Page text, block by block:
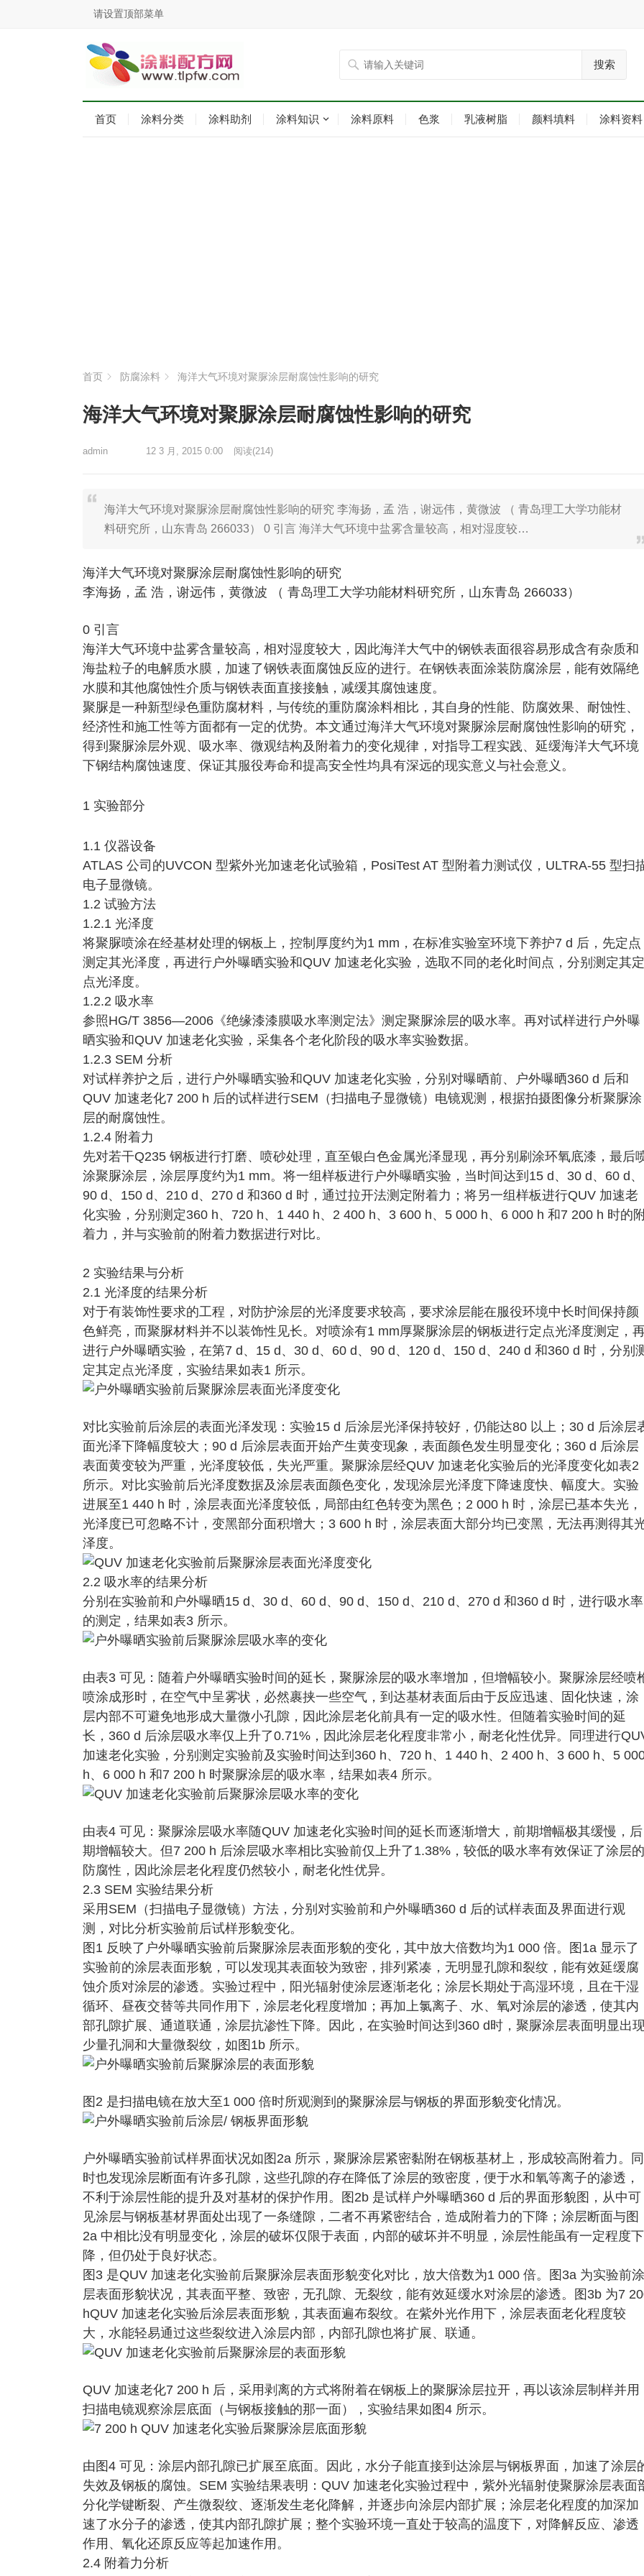
请设置顶部菜单
搜索
首页 涂料分类 涂料助剂 涂料知识 涂料原料 色浆 乳液树脂 颜料填料 涂料资料
首页 防腐涂料 海洋大气环境对聚脲涂层耐腐蚀性影响的研究
海洋大气环境对聚脲涂层耐腐蚀性影响的研究
admin 12 3 月, 2015 0:00 阅读(214)
海洋大气环境对聚脲涂层耐腐蚀性影响的研究 李海扬，孟 浩，谢远伟，黄微波 （ 青岛理工大学功能材
料研究所，山东青岛 266033） 0 引言 海洋大气环境中盐雾含量较高，相对湿度较…
海洋大气环境对聚脲涂层耐腐蚀性影响的研究
李海扬，孟 浩，谢远伟，黄微波 （ 青岛理工大学功能材料研究所，山东青岛 266033）
0 引言
海洋大气环境中盐雾含量较高，相对湿度较大，因此海洋大气中的钢铁表面很容易形成含有杂质和
海盐粒子的电解质水膜，加速了钢铁表面腐蚀反应的进行。在钢铁表面涂装防腐涂层，能有效隔绝
水膜和其他腐蚀性介质与钢铁表面直接接触，减缓其腐蚀速度。
聚脲是一种新型绿色重防腐材料，与传统的重防腐涂料相比，其自身的性能、防腐效果、耐蚀性、
经济性和施工性等方面都有一定的优势。本文通过海洋大气环境对聚脲涂层耐腐蚀性影响的研究，
得到聚脲涂层外观、吸水率、微观结构及附着力的变化规律，对指导工程实践、延缓海洋大气环境
下钢结构腐蚀速度、保证其服役寿命和提高安全性均具有深远的现实意义与社会意义。
1 实验部分
1.1 仪器设备
ATLAS 公司的UVCON 型紫外光加速老化试验箱，PosiTest AT 型附着力测试仪，ULTRA-55 型扫
电子显微镜。
1.2 试验方法
1.2.1 光泽度
将聚脲喷涂在经基材处理的钢板上，控制厚度约为1 mm，在标准实验室环境下养护7 d 后，先定点
测定其光泽度，再进行户外曝晒实验和QUV 加速老化实验，选取不同的老化时间点，分别测定其定
点光泽度。
1.2.2 吸水率
参照HG/T 3856—2006《绝缘漆漆膜吸水率测定法》测定聚脲涂层的吸水率。再对试样进行户外曝
晒实验和QUV 加速老化实验，采集各个老化阶段的吸水率实验数据。
1.2.3 SEM 分析
对试样养护之后，进行户外曝晒实验和QUV 加速老化实验，分别对曝晒前、户外曝晒360 d 后和
QUV 加速老化7 200 h 后的试样进行SEM（扫描电子显微镜）电镜观测，根据拍摄图像分析聚脲涂
层的耐腐蚀性。
1.2.4 附着力
先对若干Q235 钢板进行打磨、喷砂处理，直至银白色金属光泽显现，再分别刷涂环氧底漆，最后
涂聚脲涂层，涂层厚度约为1 mm。将一组样板进行户外曝晒实验，当时间达到15 d、30 d、60 d、
90 d、150 d、210 d、270 d 和360 d 时，通过拉开法测定附着力；将另一组样板进行QUV 加速老
化实验，分别测定360 h、720 h、1 440 h、2 400 h、3 600 h、5 000 h、6 000 h 和7 200 h 时的
着力，并与实验前的附着力数据进行对比。
2 实验结果与分析
2.1 光泽度的结果分析
对于有装饰性要求的工程，对防护涂层的光泽度要求较高，要求涂层能在服役环境中长时间保持颜
色鲜亮，而聚脲材料并不以装饰性见长。对喷涂有1 mm厚聚脲涂层的钢板进行定点光泽度测定，
进行户外曝晒实验，在第7 d、15 d、30 d、60 d、90 d、120 d、150 d、240 d 和360 d 时，分别
定其定点光泽度，实验结果如表1 所示。
对比实验前后涂层的表面光泽发现：实验15 d 后涂层光泽保持较好，仍能达80 以上；30 d 后涂层
面光泽下降幅度较大；90 d 后涂层表面开始产生黄变现象，表面颜色发生明显变化；360 d 后涂层
表面黄变较为严重，光泽度较低，失光严重。聚脲涂层经QUV 加速老化实验后的光泽度变化如表2
所示。对比实验前后光泽度数据及涂层表面颜色变化，发现涂层光泽度下降速度快、幅度大。实验
进展至1 440 h 时，涂层表面光泽度较低，局部由红色转变为黑色；2 000 h 时，涂层已基本失光，
光泽度已可忽略不计，变黑部分面积增大；3 600 h 时，涂层表面大部分均已变黑，无法再测得其
泽度。
2.2 吸水率的结果分析
分别在实验前和户外曝晒15 d、30 d、60 d、90 d、150 d、210 d、270 d 和360 d 时，进行吸水率
的测定，结果如表3 所示。
由表3 可见：随着户外曝晒实验时间的延长，聚脲涂层的吸水率增加，但增幅较小。聚脲涂层经喷
喷涂成形时，在空气中呈雾状，必然裹挟一些空气，到达基材表面后由于反应迅速、固化快速，涂
层内部不可避免地形成大量微小孔隙，因此涂层老化前具有一定的吸水性。但随着实验时间的延
长，360 d 后涂层吸水率仅上升了0.71%，因此涂层老化程度非常小，耐老化性优异。同理进行
加速老化实验，分别测定实验前及实验时间达到360 h、720 h、1 440 h、2 400 h、3 600 h、5
h、6 000 h 和7 200 h 时聚脲涂层的吸水率，结果如表4 所示。
由表4 可见：聚脲涂层吸水率随QUV 加速老化实验时间的延长而逐渐增大，前期增幅极其缓慢，后
期增幅较大。但7 200 h 后涂层吸水率相比实验前仅上升了1.38%，较低的吸水率有效保证了涂层的
防腐性，因此涂层老化程度仍然较小，耐老化性优异。
2.3 SEM 实验结果分析
采用SEM（扫描电子显微镜）方法，分别对实验前和户外曝晒360 d 后的试样表面及界面进行观
测，对比分析实验前后试样形貌变化。
图1 反映了户外曝晒实验前后聚脲涂层表面形貌的变化，其中放大倍数均为1 000 倍。图1a 显示了
实验前的涂层表面形貌，可以发现其表面较为致密，排列紧凑，无明显孔隙和裂纹，能有效延缓腐
蚀介质对涂层的渗透。实验过程中，阳光辐射使涂层逐渐老化；涂层长期处于高湿环境，且在干湿
循环、昼夜交替等共同作用下，涂层老化程度增加；再加上氯离子、水、氧对涂层的渗透，使其内
部孔隙扩展、通道联通，涂层抗渗性下降。因此，在实验时间达到360 d时，聚脲涂层表面明显出
少量孔洞和大量微裂纹，如图1b 所示。
图2 是扫描电镜在放大至1 000 倍时所观测到的聚脲涂层与钢板的界面形貌变化情况。
户外曝晒实验前试样界面状况如图2a 所示，聚脲涂层紧密黏附在钢板基材上，形成较高附着力。同
时也发现涂层断面有许多孔隙，这些孔隙的存在降低了涂层的致密度，便于水和氧等离子的渗透，
不利于涂层性能的提升及对基材的保护作用。图2b 是试样户外曝晒360 d 后的界面形貌图，从中可
见涂层与钢板基材界面处出现了一条缝隙，二者不再紧密结合，造成附着力的下降；涂层断面与图
2a 中相比没有明显变化，涂层的破坏仅限于表面，内部的破坏并不明显，涂层性能虽有一定程度下
降，但仍处于良好状态。
图3 是QUV 加速老化实验前后聚脲涂层表面形貌变化对比，放大倍数为1 000 倍。图3a 为实验前涂
层表面形貌状况，其表面平整、致密，无孔隙、无裂纹，能有效延缓水对涂层的渗透。图3b 为7
hQUV 加速老化实验后涂层表面形貌，其表面遍布裂纹。在紫外光作用下，涂层表面老化程度较
大，水能轻易通过这些裂纹进入涂层内部，内部孔隙也将扩展、联通。
QUV 加速老化7 200 h 后，采用剥离的方式将附着在钢板上的聚脲涂层拉开，再以该涂层制样并用
扫描电镜观察涂层底面（与钢板接触的那一面），实验结果如图4 所示。
由图4 可见：涂层内部孔隙已扩展至底面。因此，水分子能直接到达涂层与钢板界面，加速了涂层
失效及钢板的腐蚀。SEM 实验结果表明：QUV 加速老化实验过程中，紫外光辐射使聚脲涂层表面
分化学键断裂、产生微裂纹、逐渐发生老化降解，并逐步向涂层内部扩展；涂层老化程度的加深加
速了水分子的渗透，使其内部孔隙扩展；整个实验环境一直处于较高的温度下，对降解反应、渗透
作用、氧化还原反应等起加速作用。
2.4 附着力分析